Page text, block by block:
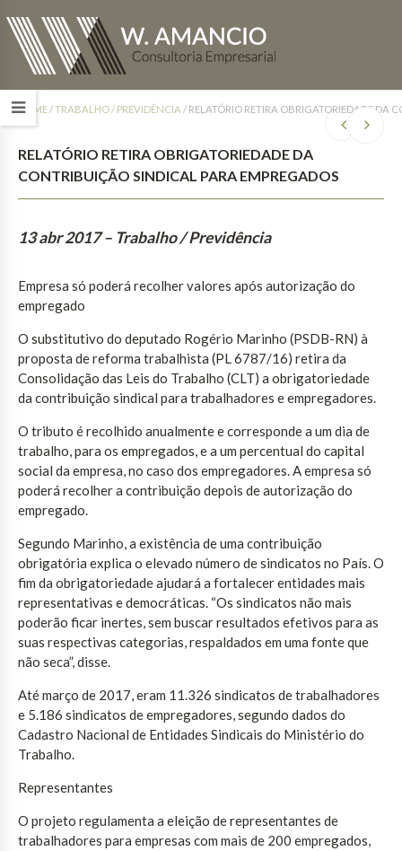
HOME/TRABALHO / PREVIDÊNCIA / RELATÓRIO RETIRA OBRIGATORIEDADE DA
RELATÓRIO RETIRA OBRIGATORIEDADE DA
CONTRIBUIÇÃO SINDICAL PARA EMPREGADOS
13 abr 2017 – Trabalho / Previdência
Empresa só poderá recolher valores após autorização do
empregado
O substitutivo do deputado Rogério Marinho (PSDB-RN) à
proposta de reforma trabalhista (PL 6787/16) retira da
Consolidação das Leis do Trabalho (CLT) a obrigatoriedade
da contribuição sindical para trabalhadores e empregadores.
O tributo é recolhido anualmente e corresponde a um dia de
trabalho, para os empregados, e a um percentual do capital
social da empresa, no caso dos empregadores. A empresa só
poderá recolher a contribuição depois de autorização do
empregado.
Segundo Marinho, a existência de uma contribuição
obrigatória explica o elevado número de sindicatos no País. O
fim da obrigatoriedade ajudará a fortalecer entidades mais
representativas e democráticas. “Os sindicatos não mais
poderão ficar inertes, sem buscar resultados efetivos para as
suas respectivas categorias, respaldados em uma fonte que
não seca”, disse.
Até março de 2017, eram 11.326 sindicatos de trabalhadores
e 5.186 sindicatos de empregadores, segundo dados do
Cadastro Nacional de Entidades Sindicais do Ministério do
Trabalho.
Representantes
O projeto regulamenta a eleição de representantes de
trabalhadores para empresas com mais de 200 empregados,